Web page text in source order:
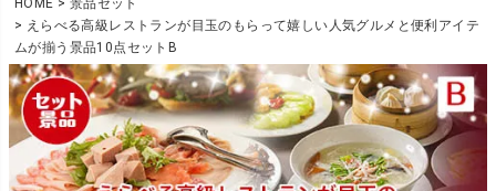
HOME
景品セット
えらべる高級レストランが目玉のもらって嬉しい人気グルメと便利アイテ
ムが揃う景品10点セットB